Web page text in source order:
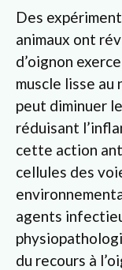
Des
animaux ont
d’oignon
muscle lisse au
peut diminuer
réduisant
cette action
cellules des
agents
du recours à